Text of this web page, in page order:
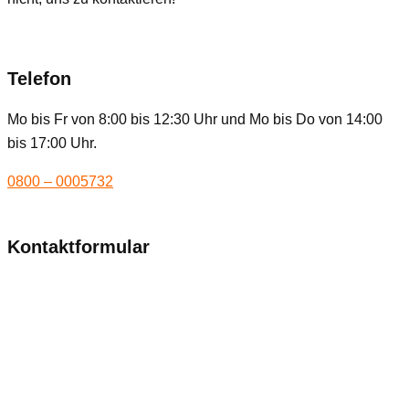
Telefon
Mo bis Fr von 8:00 bis 12:30 Uhr und Mo bis Do von 14:00
bis 17:00 Uhr.
0800 – 0005732
Kontaktformular